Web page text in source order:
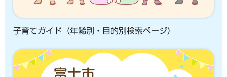
子育てガイド（年齢別・目的別検索ページ）